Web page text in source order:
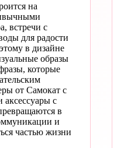
на
встречи с
для радости
в дизайне
образы
которые
от Самокат с
с
в
и
частью жизни